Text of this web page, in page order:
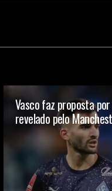
Vasco faz proposta
revelado pelo